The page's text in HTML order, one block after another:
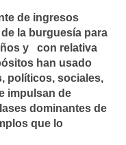
de ingresos
la burguesía para
y con relativa
han usado
políticos, sociales,
impulsan de
dominantes de
que lo